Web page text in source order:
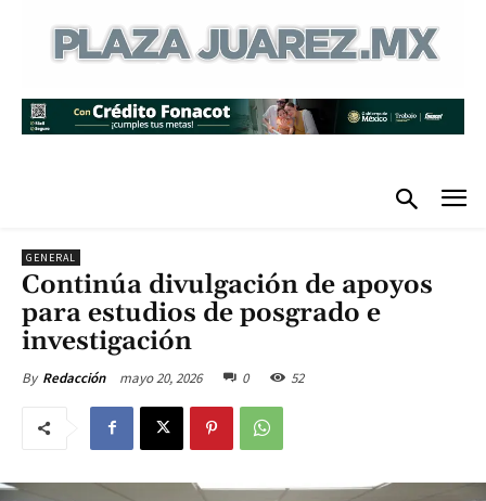
GENERAL
Continúa divulgación de apoyos
para estudios de posgrado e
investigación
By Redacción mayo 20, 2026 0 52